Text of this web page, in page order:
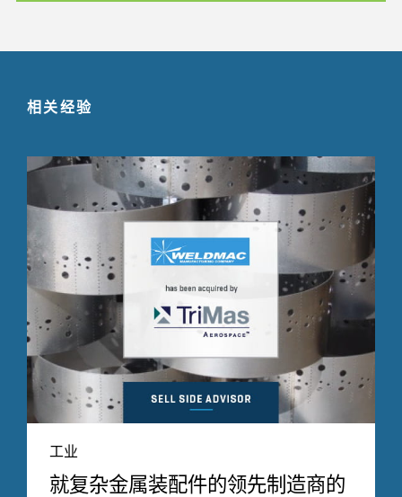
相关经验
工业
就复杂金属装配件的领先制造商的